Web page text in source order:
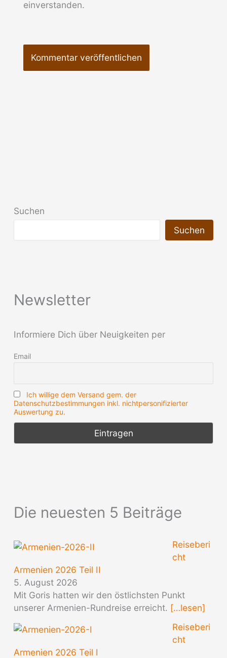
einverstanden.
Suchen
Suchen
Newsletter
Informiere Dich über Neuigkeiten per
Email
Ich willige dem Versand gem. der
Datenschutzbestimmungen inkl. nichtpersonifizierter
Auswertung zu.
Die neuesten 5 Beiträge
Reiseberi
cht
Armenien 2026 Teil II
5. August 2026
Mit Goris hatten wir den östlichsten Punkt
unserer Armenien-Rundreise erreicht. […lesen]
Reiseberi
cht
Armenien 2026 Teil I